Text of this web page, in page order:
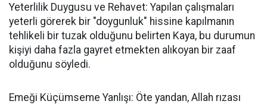
Yeterlilik Duygusu ve Rehavet: Yapılan çalışmaları
yeterli görerek bir "doygunluk" hissine kapılmanın
tehlikeli bir tuzak olduğunu belirten Kaya, bu durumun
kişiyi daha fazla gayret etmekten alıkoyan bir zaaf
olduğunu söyledi.
Emeği Küçümseme Yanlışı: Öte yandan, Allah rızası